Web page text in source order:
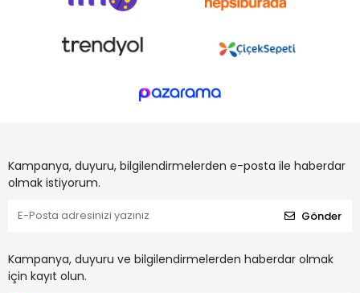
Kampanya, duyuru, bilgilendirmelerden e-posta ile haberdar
olmak istiyorum.
Gönder
Kampanya, duyuru ve bilgilendirmelerden haberdar olmak
için kayıt olun.